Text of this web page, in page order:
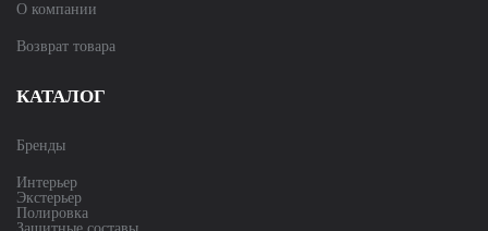
О компании
Возврат товара
КАТАЛОГ
Бренды
Интерьер
Экстерьер
Полировка